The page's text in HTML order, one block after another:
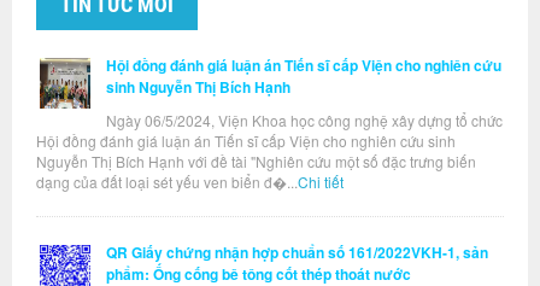
Hội đồng đánh giá luận án Tiến sĩ cấp Viện cho nghiên cứu
sinh Nguyễn Thị Bích Hạnh
Ngày 06/5/2024, Viện Khoa học công nghệ xây dựng tổ chức
Hội đồng đánh giá luận án Tiến sĩ cấp Viện cho nghiên cứu sinh
Nguyễn Thị Bích Hạnh với đề tài "Nghiên cứu một số đặc trưng biến
dạng của đất loại sét yếu ven biển đ�... Chi tiết
QR Giấy chứng nhận hợp chuẩn số 161/2022VKH-1, sản
phẩm: Ống cống bê tông cốt thép thoát nước